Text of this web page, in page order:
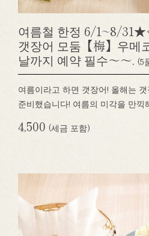
여름철 한정 6/1~8/
갯장어 모둠【梅】우메
날까지 예약 필수～～. (5
여름이라고 하면 갯장어! 올해는
준비했습니다! 여름의 미각을 만끽
4,500 (세금 포함)